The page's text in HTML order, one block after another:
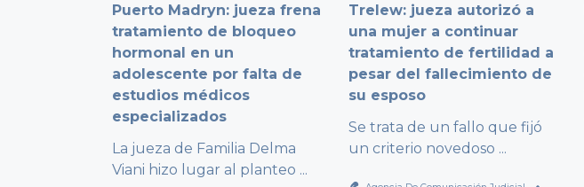
Puerto Madryn: jueza frena
tratamiento de bloqueo
hormonal en un
adolescente por falta de
estudios médicos
especializados
La jueza de Familia Delma
Viani hizo lugar al planteo ...
Trelew: jueza autorizó a
una mujer a continuar
tratamiento de fertilidad a
pesar del fallecimiento de
su esposo
Se trata de un fallo que fijó
un criterio novedoso ...